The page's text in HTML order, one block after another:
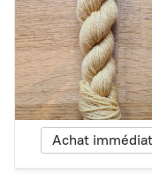
Achat immédiat